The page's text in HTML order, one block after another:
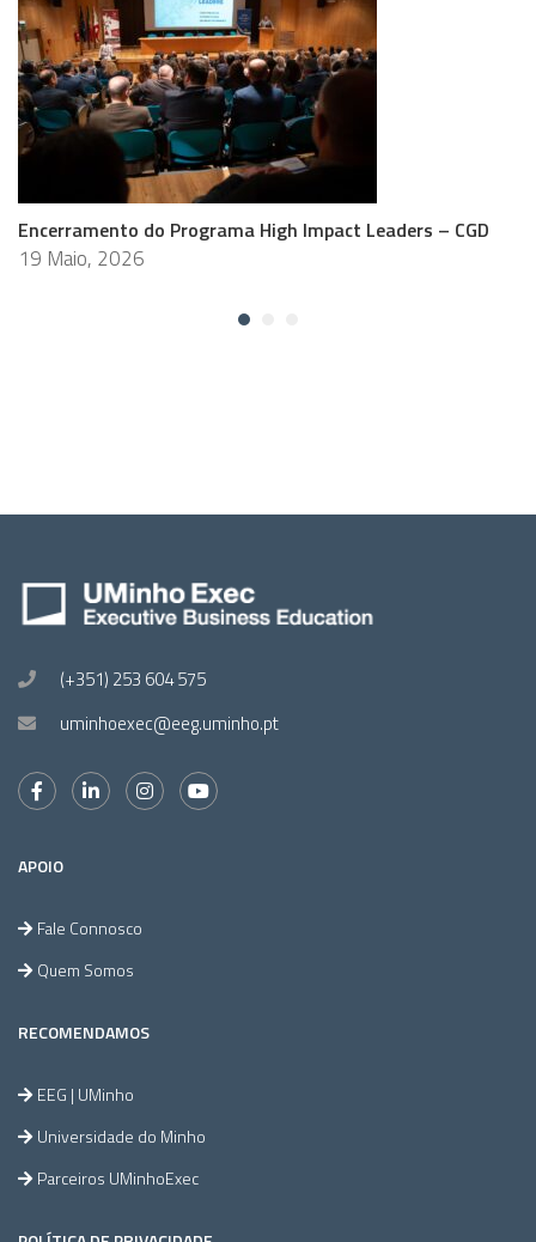
Encerramento do Programa High Impact Leaders – CGD
19 Maio, 2026
(+351) 253 604 575
uminhoexec@eeg.uminho.pt
APOIO
Fale Connosco
Quem Somos
RECOMENDAMOS
EEG | UMinho
Universidade do Minho
Parceiros UMinhoExec